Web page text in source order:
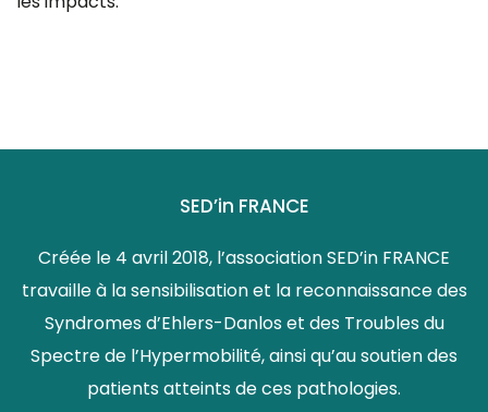
SED’in FRANCE
Créée le 4 avril 2018, l’association SED’in FRANCE
travaille à la sensibilisation et la reconnaissance des
Syndromes d’Ehlers-Danlos et des Troubles du
Spectre de l’Hypermobilité, ainsi qu’au soutien des
patients atteints de ces pathologies.